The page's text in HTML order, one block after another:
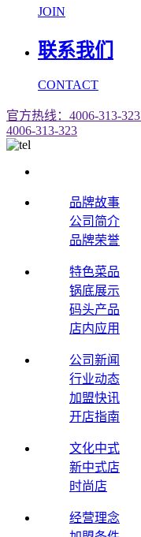
JOIN
联系我们
CONTACT
官方热线：4006-313-323
4006-313-323
品牌故事
公司简介
品牌荣誉
特色菜品
锅底展示
码头产品
店内应用
公司新闻
行业动态
加盟快讯
开店指南
文化中式
新中式店
时尚店
经营理念